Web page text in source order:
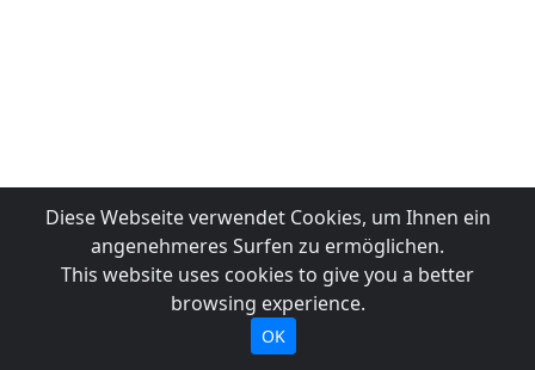
Diese Webseite verwendet Cookies, um Ihnen ein
angenehmeres Surfen zu ermöglichen.
This website uses cookies to give you a better
browsing experience.
OK